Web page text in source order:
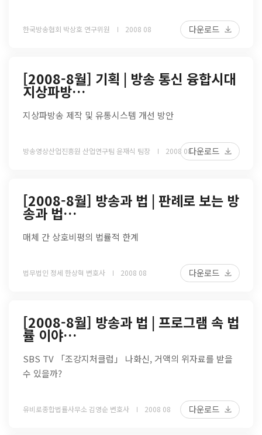
한국방송협회 박상호 연구위원 2008 08 다운로드
[2008-8월] 기획 | 방송 통신 융합시대
지상파방…
지상파방송 제작 및 유통시스템 개선 방안
방송영상산업진흥원 산업연구팀 윤재식 팀장 2008 08다운로드
[2008-8월] 방송과 법 | 판례로 보는 방
송과 법…
매체 간 상호비평의 법률적 한계
법무법인 정세 한상혁 변호사 2008 08 다운로드
[2008-8월] 방송과 법 | 프로그램 속 법
률 이야…
SBS TV 「조강지처클럽」 나화신, 거액의 위자료를 받을
수 있을까?
유비로종합법률사무소 김영순 변호사 2008 08 다운로드